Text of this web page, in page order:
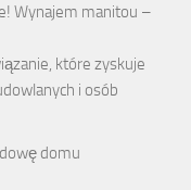
Wynajem manitou –
które zyskuje
i osób
domu